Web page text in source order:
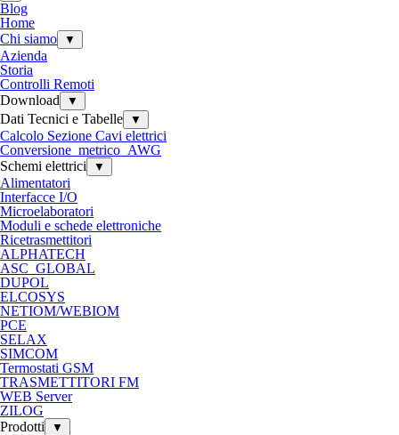
Blog
Home
Chi siamo
▼
Azienda
Storia
Controlli Remoti
Download
▼
Dati Tecnici e Tabelle ▼
Calcolo Sezione Cavi elettrici
Conversione_metrico_AWG
Schemi elettrici
▼
Alimentatori
Interfacce I/O
Microelaboratori
Moduli e schede elettroniche
Ricetrasmettitori
ALPHATECH
ASC_GLOBAL
DUPOL
ELCOSYS
NETIOM/WEBIOM
PCE
SELAX
SIMCOM
Termostati GSM
TRASMETTITORI FM
WEB Server
ZILOG
Prodotti
▼